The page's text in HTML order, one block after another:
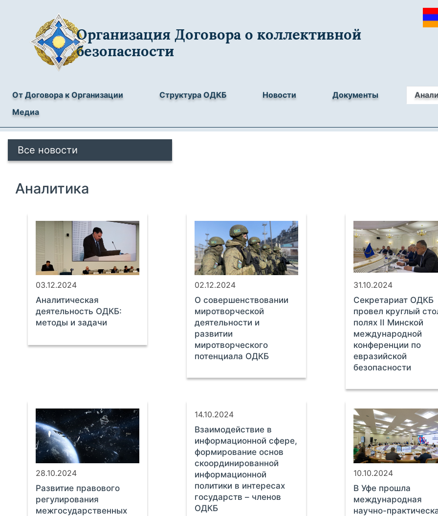
Организация Договора о коллективной
безопасности
От Договора к Организации Структура ОДКБ Новости Документы
Медиа
Все новости
Аналитика
03.12.2024
Аналитическая
деятельность ОДКБ:
методы и задачи
02.12.2024
О совершенствовании
миротворческой
деятельности и
развитии
миротворческого
потенциала ОДКБ
31.10.2024
Секретариат ОДКБ
провел круглый
полях II Минской
международной
конференции по
евразийской
безопасности
28.10.2024
Развитие правового
регулирования
межгосударственных
14.10.2024
Взаимодействие в
информационной сфере,
формирование основ
скоординированной
информационной
политики в интересах
государств – членов
ОДКБ
10.10.2024
В Уфе прошла
международная
научно-